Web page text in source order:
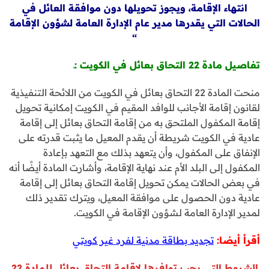
انتهاء الإقامة، ويجوز تحويلها دون موافقة العائل في
الحالات التي يقدرها مدير عام الإدارة العامة لشؤون الإقامة
“
تفاصيل مادة 22 التحاق بعائل في الكويت :ـ
منحت المادة 22 التحاق بعائل في الكويت من اللائحة التنفيذية
لقانون إقامة الأجانب للوافد المقيم في الكويت إمكانية تحويل
إقامة المكفول الملتحق به من إقامة التحاق بعائل إلى إقامة
عادية في الكويت شريطة أن يقدم المعيل ما يثبت قدرته على
الإنفاق على المكفول، وأن يتعهد بذلك مع التعهد بإعادة
المكفول إلى البلد الأم عند نهاية الإقامة، وأشارت المادة أيضًا أنه
في بعض الحالات يمكن تحويل إقامة التحاق بعائل إلى إقامة
عادية دون الحصول على موافقة المعيل، ويترك تقدير ذلك
لمدير الإدارة العامة لشؤون الإقامة في الكويت.
أقرأ أيضا: تجديد بطاقة مدنية لفرد غير كويتي